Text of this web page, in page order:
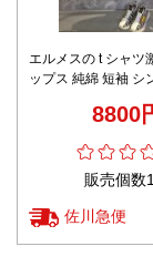
エルメスの t シャツ
ップス 純綿 短袖 シ
8800
販売個数
佐川急便